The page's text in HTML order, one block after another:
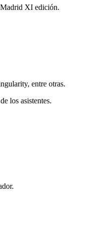
Madrid XI edición.
entre otras.
los asistentes.